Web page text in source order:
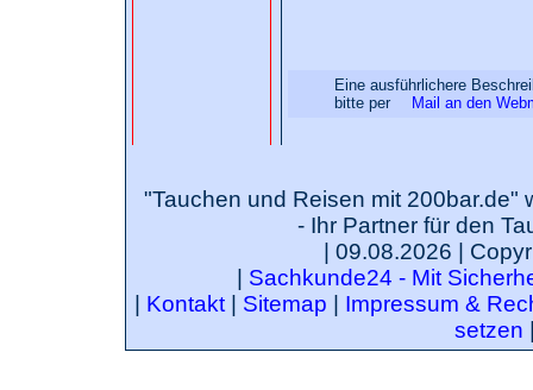
Eine ausführlichere
bitte per
Mail an den
"Tauchen und Reisen mit 200bar.de"
- Ihr Partner für den
| 09.08.2026 |
Sachkunde24 - Mit
Kontakt| Sitemap
Impressum &
setzen